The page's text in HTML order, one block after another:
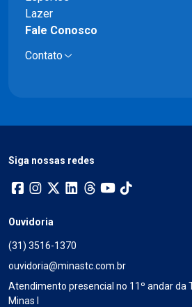
Lazer
Fale Conosco
Contato
Siga nossas redes
Ouvidoria
(31) 3516-1370
ouvidoria@minastc.com.br
Atendimento presencial no 11º andar da
Minas I